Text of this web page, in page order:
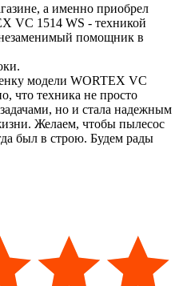
а именно приобрел
VC 1514 WS - техникой
помощник в
модели WORTEX VC
что техника не просто
но и стала надежным
Желаем, чтобы пылесос
был в строю. Будем рады